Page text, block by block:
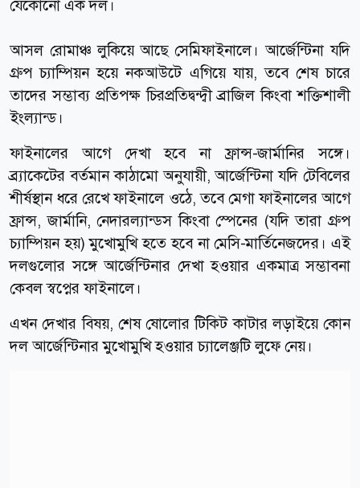
যেকোনো এক দল।
আসল রোমাঞ্চ লুকিয়ে আছে সেমিফাইনালে। আর্জেন্টিনা যদি
গ্রুপ চ্যাম্পিয়ন হয়ে নকআউটে এগিয়ে যায়, তবে শেষ চারে
তাদের সম্ভাব্য প্রতিপক্ষ চিরপ্রতিদ্বন্দ্বী ব্রাজিল কিংবা শক্তিশালী
ইংল্যান্ড।
ফাইনালের আগে দেখা হবে না ফ্রান্স-জার্মানির সঙ্গে।
ব্র্যাকেটের বর্তমান কাঠামো অনুযায়ী, আর্জেন্টিনা যদি টেবিলের
শীর্ষস্থান ধরে রেখে ফাইনালে ওঠে, তবে মেগা ফাইনালের আগে
ফ্রান্স, জার্মানি, নেদারল্যান্ডস কিংবা স্পেনের (যদি তারা গ্রুপ
চ্যাম্পিয়ন হয়) মুখোমুখি হতে হবে না মেসি-মার্তিনেজদের। এই
দলগুলোর সঙ্গে আর্জেন্টিনার দেখা হওয়ার একমাত্র সম্ভাবনা
কেবল স্বপ্নের ফাইনালে।
এখন দেখার বিষয়, শেষ ষোলোর টিকিট কাটার লড়াইয়ে কোন
দল আর্জেন্টিনার মুখোমুখি হওয়ার চ্যালেঞ্জটি লুফে নেয়।